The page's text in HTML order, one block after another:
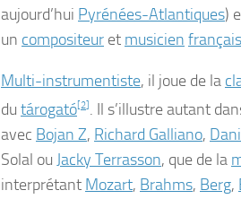
aujourd’hui Pyrénées-Atlantiques)
un compositeur et musicien français
Multi-instrumentiste, il joue de la
du tárogató[2] . Il s’illustre autant
avec Bojan Z, Richard Galliano,
Solal ou Jacky Terrasson, que de la
interprétant Mozart, Brahms, Berg,